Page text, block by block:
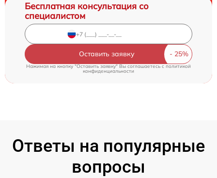
Бесплатная консультация со
специалистом
Оставить заявку
Нажимая на кнопку "Оставить заявку" Вы соглашаетесь c политикой
конфиденциальности
Ответы на популярные
вопросы